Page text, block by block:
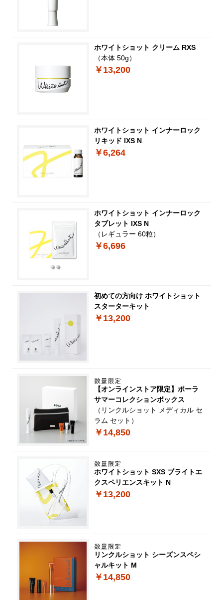
ホワイトショット クリーム RXS
（本体 50g）
￥13,200
ホワイトショット インナーロック
リキッド IXS N
￥6,264
ホワイトショット インナーロック
タブレット IXS N
（レギュラー 60粒）
￥6,696
初めての方向け ホワイトショット
スターターキット
￥13,200
【オンラインストア限定】ポーラ
サマーコレクションボックス
（リンクルショット メディカル セ
ラム セット）
￥14,850
ホワイトショット SXS ブライトエ
クスペリエンスキット N
￥13,200
リンクルショット シーズンスペシ
ャルキット M
￥14,850